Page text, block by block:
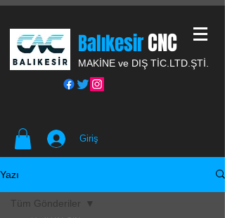
BalıkesirCNC
MAKİNE ve DIŞ TİC. LTD.ŞTİ.
Giriş
Yazı
Tüm Gönderiler